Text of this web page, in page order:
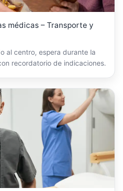
médicas – Transporte y
al centro, espera durante la
recordatorio de indicaciones.